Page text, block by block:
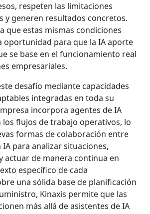
respeten las limitaciones
y generen resultados concretos.
que estas mismas condiciones
oportunidad para que la IA aporte
se base en el funcionamiento real
empresariales.
desafío mediante capacidades
integradas en toda su
incorpora agentes de IA
flujos de trabajo operativos, lo
formas de colaboración entre
IA para analizar situaciones,
actuar de manera continua en
específico de cada
una sólida base de planificación
Kinaxis permite que las
más allá de asistentes de IA